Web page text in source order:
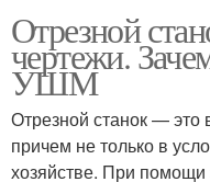
Отрезной
чертежи.
УШМ
Отрезной станок — это
причем не только в
хозяйстве. При помощи